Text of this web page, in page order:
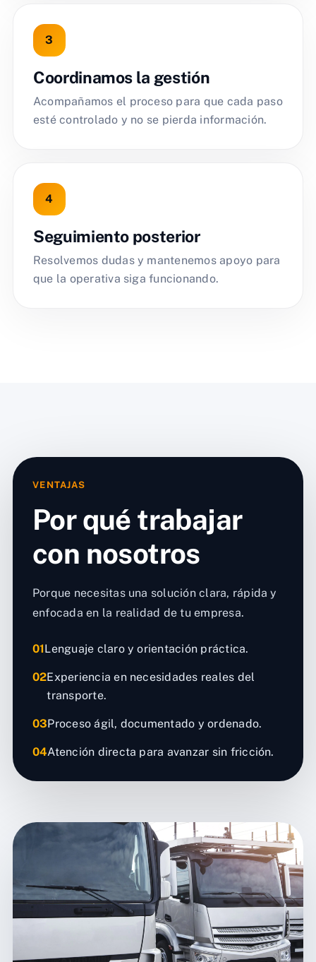
Coordinamos la gestión
Acompañamos el proceso para que cada paso
esté controlado y no se pierda información.
Seguimiento posterior
Resolvemos dudas y mantenemos apoyo para
que la operativa siga funcionando.
VENTAJAS
Por qué trabajar
con nosotros
Porque necesitas una solución clara, rápida y
enfocada en la realidad de tu empresa.
01Lenguaje claro y orientación práctica.
02Experiencia en necesidades reales del
transporte.
03Proceso ágil, documentado y ordenado.
04Atención directa para avanzar sin fricción.